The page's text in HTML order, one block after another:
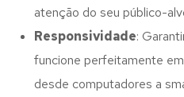
atenção do seu público-
Responsividade:
funcione perfeitamente
desde computadores a